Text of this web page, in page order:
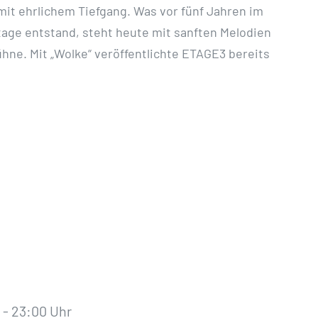
ehrlichem Tiefgang. Was vor fünf Jahren im
entstand, steht heute mit sanften Melodien
Mit „Wolke“ veröffentlichte ETAGE3 bereits
- 23:00 Uhr